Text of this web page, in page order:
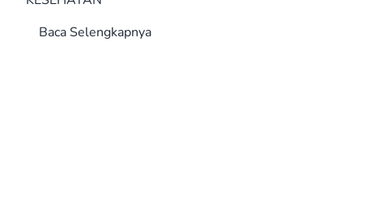
Baca Selengkapnya